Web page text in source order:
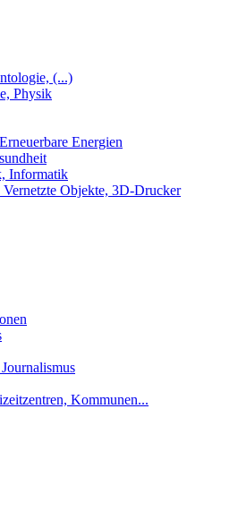
(...)
Physik
Energien
Informatik
Objekte, 3D-Drucker
Kommunen...